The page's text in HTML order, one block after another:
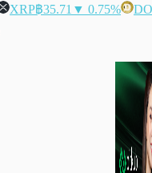
XRP฿35.71 ▼ 0.75%